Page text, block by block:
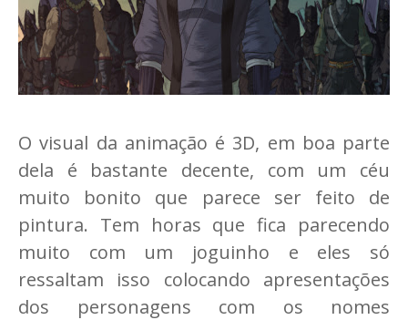
O visual da animação é 3D, em boa parte
dela é bastante decente, com um céu
muito bonito que parece ser feito de
pintura. Tem horas que fica parecendo
muito com um joguinho e eles só
ressaltam isso colocando apresentações
dos personagens com os nomes